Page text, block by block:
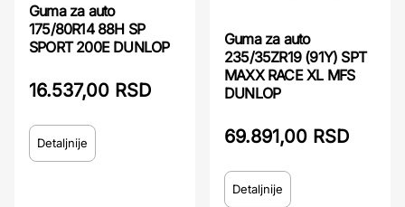
Guma za auto
175/80R14 88H SP
SPORT 200E DUNLOP
16.537,00 RSD
Detaljnije
Guma za auto
235/35ZR19 (91Y) SPT
MAXX RACE XL MFS
DUNLOP
69.891,00 RSD
Detaljnije